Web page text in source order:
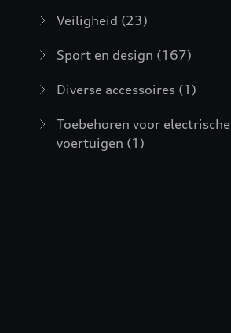
Veiligheid (23)
Sport en design (167)
Diverse accessoires (1)
Toebehoren voor electrische
voertuigen (1)